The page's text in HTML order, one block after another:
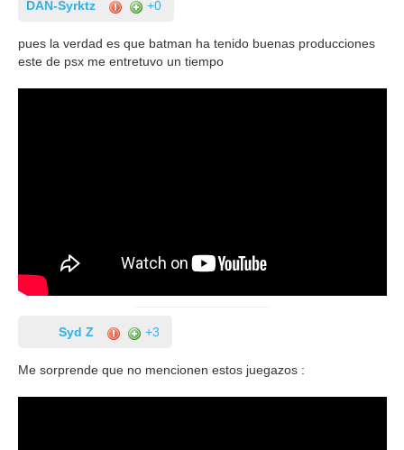
DAN-Syrktz +0
pues la verdad es que batman ha tenido buenas producciones
este de psx me entretuvo un tiempo
Syd Z +3
Me sorprende que no mencionen estos juegazos :